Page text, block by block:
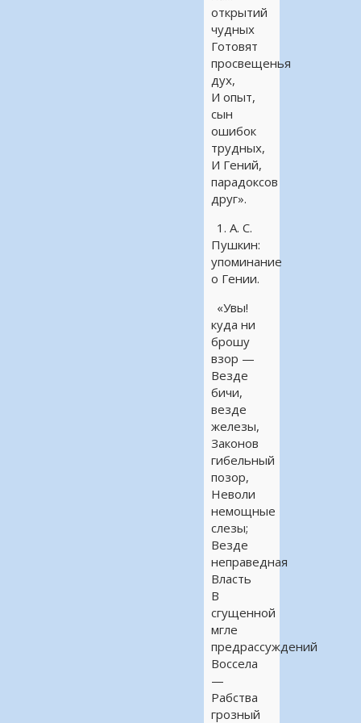
открытий
чудных
Готовят
просвещенья
дух,
И опыт,
сын
ошибок
трудных,
И Гений,
парадоксов
друг».
1. А. С.
Пушкин:
упоминание
о Гении.
«Увы!
куда ни
брошу
взор —
Везде
бичи,
везде
железы,
Законов
гибельный
позор,
Неволи
немощные
слезы;
Везде
неправедная
Власть
В
сгущенной
мгле
предрассуждений
Воссела
—
Рабства
грозный